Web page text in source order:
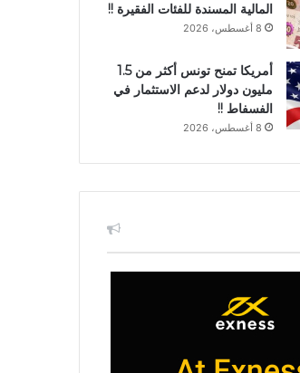
المالية المسندة للفئات الفقيرة !!
8 أغسطس، 2026
أمريكا تمنح تونس أكثر من 1.5
مليون دولار لدعم الاستثمار في
الفسفاط !!
8 أغسطس، 2026